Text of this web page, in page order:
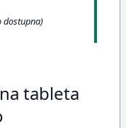
dostupna)
tableta